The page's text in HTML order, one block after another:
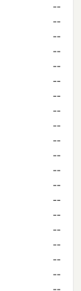
--
--
--
--
--
--
--
--
--
--
--
--
--
--
--
--
--
--
--